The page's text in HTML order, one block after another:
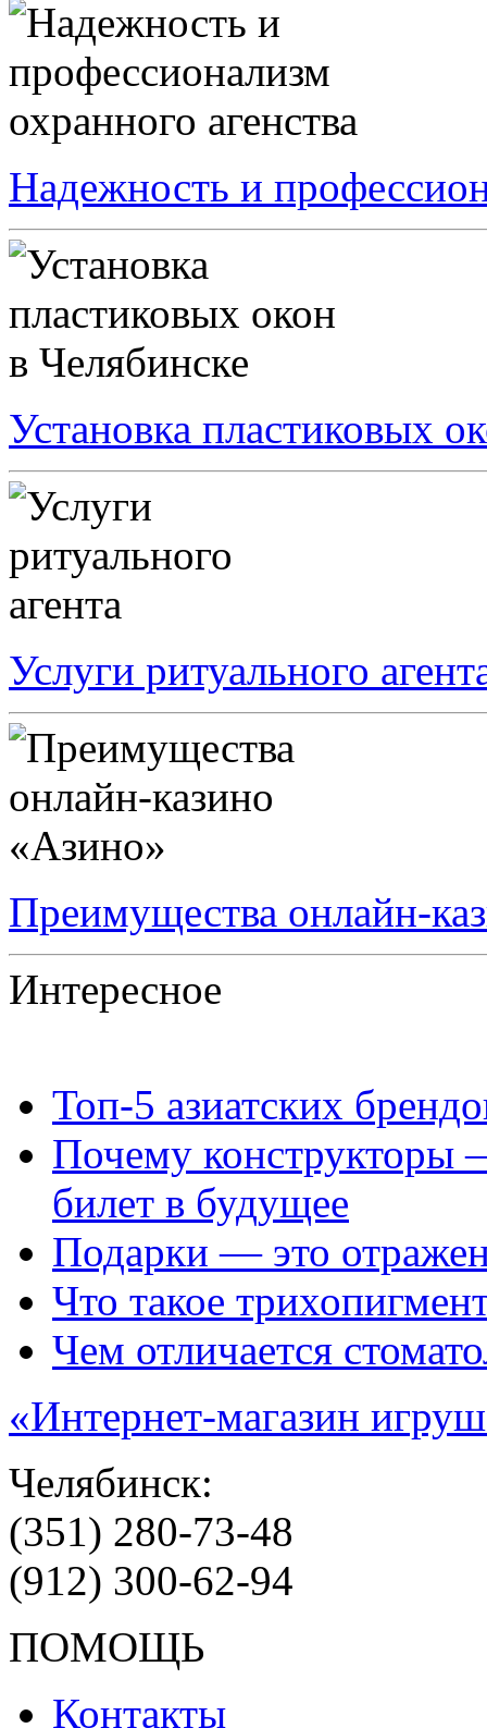
Надежность и
Установка пластиковых
Услуги ритуального
Преимущества онлайн-
Интересное
Топ‑5 азиатских
Почему конструкторы
билет в будущее
Подарки — это
Что такое
Чем отличается
«Интернет-магазин
Челябинск:
(351) 280-73-48
(912) 300-62-94
ПОМОЩЬ
Контакты